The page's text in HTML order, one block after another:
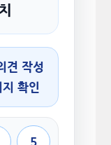
작성
확인
5